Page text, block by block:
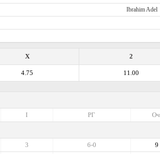
Ibrahim Adel
2
X
11.00
4.75
РГ
I
9
6-0
3